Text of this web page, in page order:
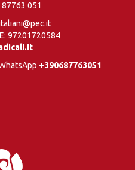
051
97201720584
+390687763051